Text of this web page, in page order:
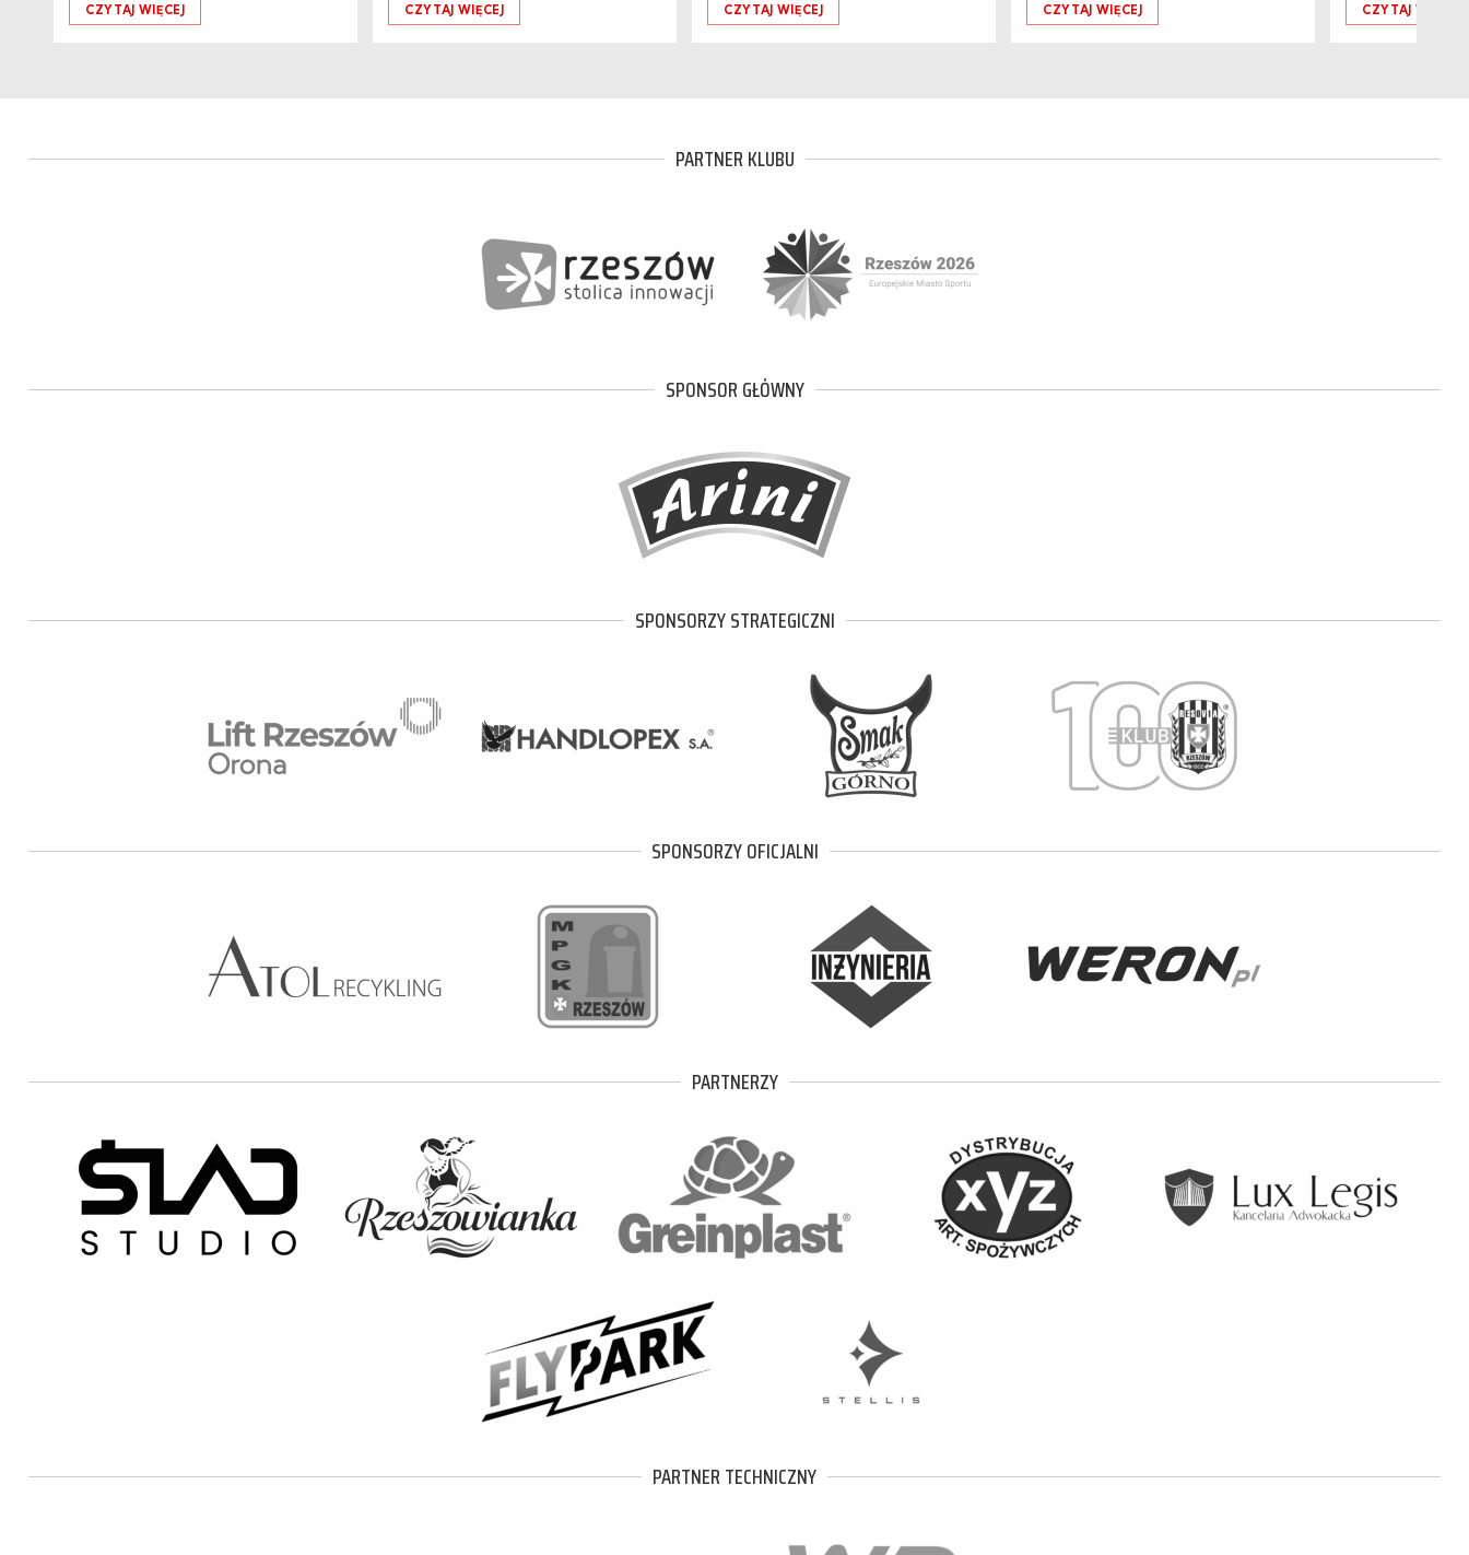
CZYTAJ WIĘCEJ CZYTAJ WIĘCEJ CZYTAJ WIĘCEJ CZYTAJ WIĘCEJ CZYTAJ WIĘCEJ
PARTNER KLUBU
SPONSOR GŁÓWNY
SPONSORZY STRATEGICZNI
SPONSORZY OFICJALNI
PARTNERZY
PARTNER TECHNICZNY